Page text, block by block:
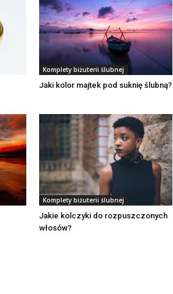
Komplety biżuterii ślubnej
Jaki kolor majtek pod suknię ślubną?
Komplety biżuterii ślubnej
Jakie kolczyki do rozpuszczonych
włosów?